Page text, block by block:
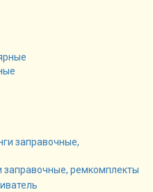
заправочные, ремкомплекты